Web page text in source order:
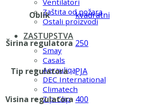
Ventilatori
Zaštita od požara
Ostali proizvodi
ZASTUPSTVA
Smay
Casals
Aerauliqa
DEC International
Climatech
Zip-Clip
Oblik kvadratni
Širina regulatora 250
Tip regulatora PJA
Visina regulatora 400